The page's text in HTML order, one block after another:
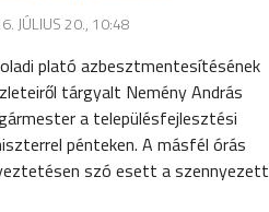
JÚLIUS 20., 10:48
plató azbesztmentesítésének
tárgyalt Nemény András
a településfejlesztési
pénteken. A másfél órás
szó esett a szennyezett